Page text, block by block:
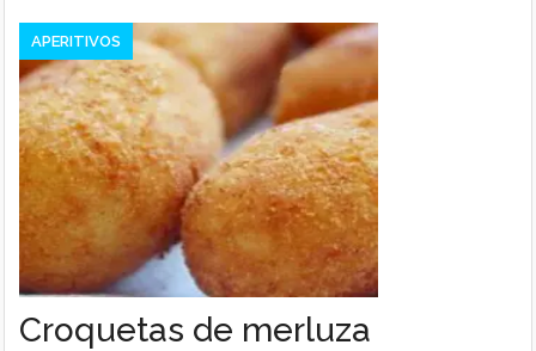
APERITIVOS
Croquetas de merluza